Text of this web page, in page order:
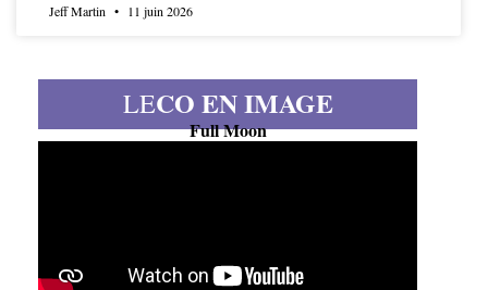
Jeff Martin 11 juin 2026
LECO EN IMAGE
Full Moon